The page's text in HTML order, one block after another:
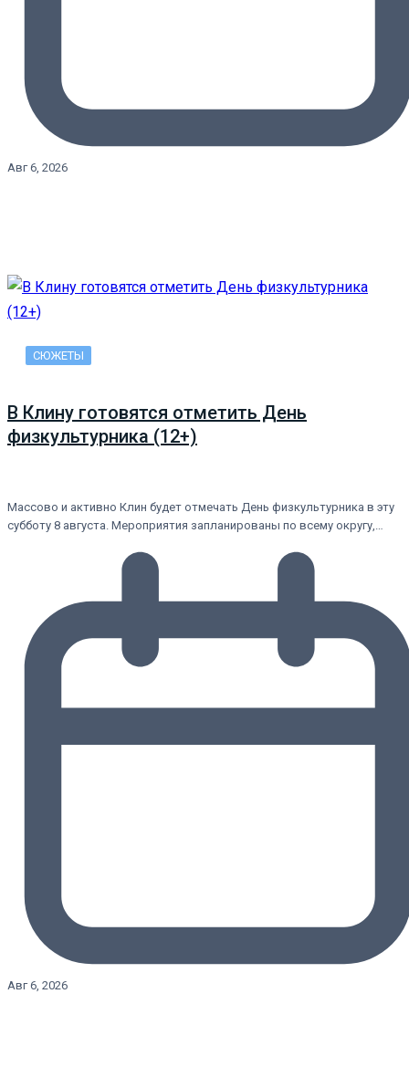
Авг 6, 2026
СЮЖЕТЫ
В Клину готовятся отметить День
физкультурника (12+)
Массово и активно Клин будет отмечать День физкультурника в эту
субботу 8 августа. Мероприятия запланированы по всему округу,…
Авг 6, 2026